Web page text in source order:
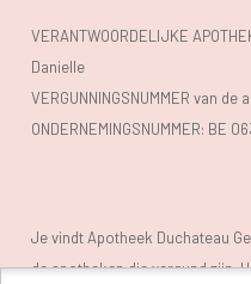
VERANTWOORDELIJKE
Danielle
VERGUNNINGSNUMMER van de
ONDERNEMINGSNUMMER: BE
Je vindt Apotheek Duchateau
de apotheken die vergund zijn.